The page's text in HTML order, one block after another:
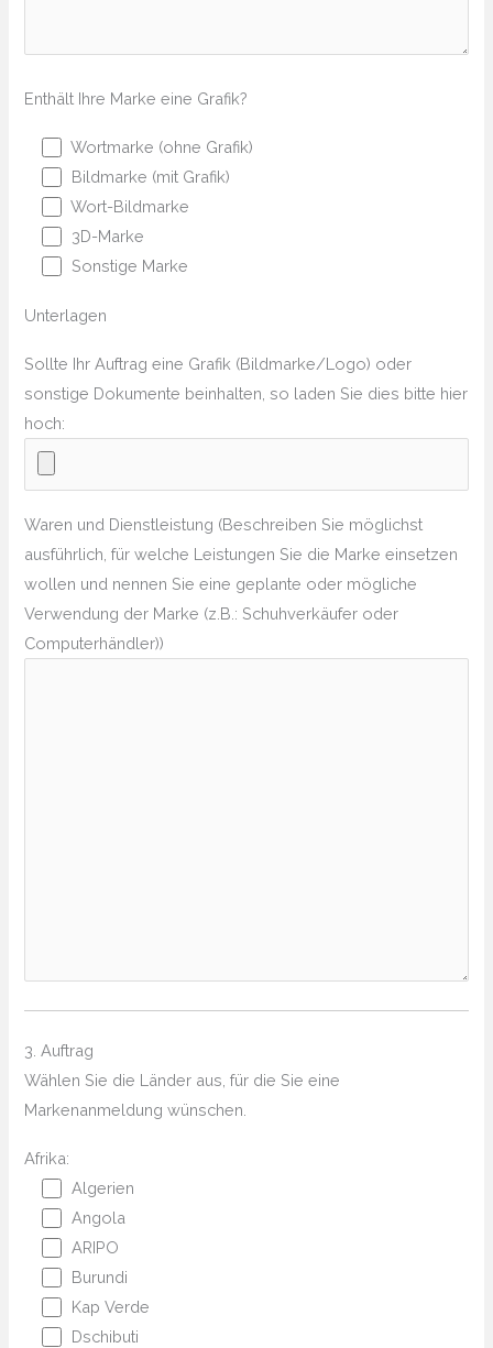
Enthält Ihre Marke eine Grafik?
Wortmarke (ohne Grafik)
Bildmarke (mit Grafik)
Wort-Bildmarke
3D-Marke
Sonstige Marke
Unterlagen
Sollte Ihr Auftrag eine Grafik (Bildmarke/Logo) oder
sonstige Dokumente beinhalten, so laden Sie dies bitte hier
hoch:
Waren und Dienstleistung (Beschreiben Sie möglichst
ausführlich, für welche Leistungen Sie die Marke einsetzen
wollen und nennen Sie eine geplante oder mögliche
Verwendung der Marke (z.B.: Schuhverkäufer oder
Computerhändler))
3. Auftrag
Wählen Sie die Länder aus, für die Sie eine
Markenanmeldung wünschen.
Afrika:
Algerien
Angola
ARIPO
Burundi
Kap Verde
Dschibuti